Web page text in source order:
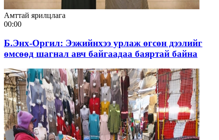
Амттай ярилцлага
00:00
Б.Энх-Оргил: Ээжийнхээ урлаж өгсөн дээлийг
өмсөөд шагнал авч байгаадаа баяртай байна